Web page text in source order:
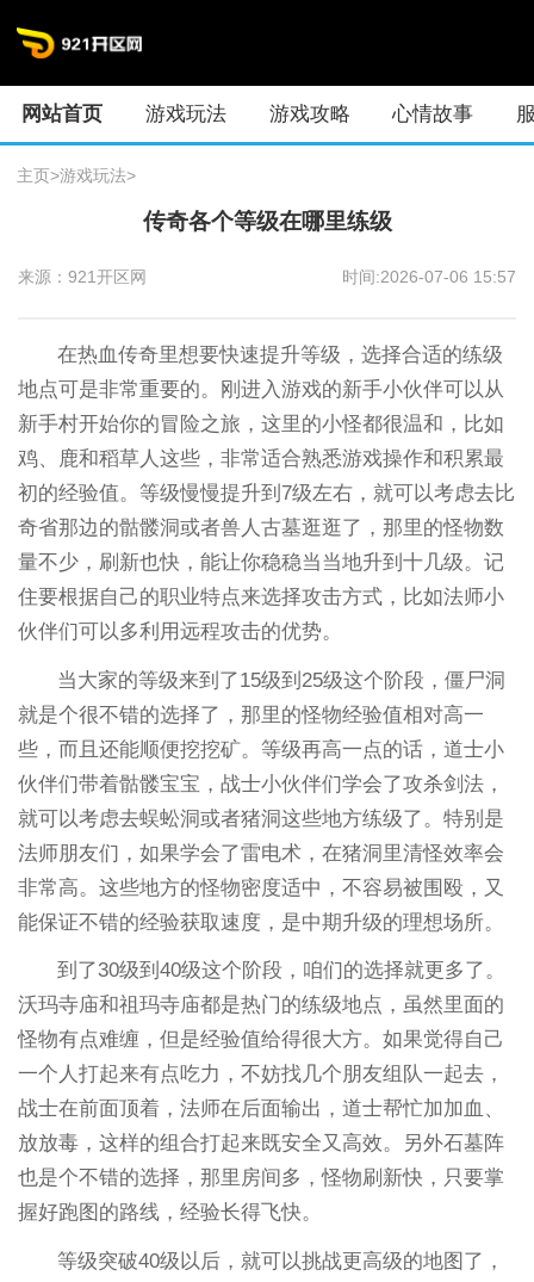
网站首页 游戏玩法 游戏攻略 心情故事
主页>游戏玩法>
传奇各个等级在哪里练级
来源：921开区网 时间:2026-07-06 15:57
在热血传奇里想要快速提升等级，选择合适的练级
地点可是非常重要的。刚进入游戏的新手小伙伴可以从
新手村开始你的冒险之旅，这里的小怪都很温和，比如
鸡、鹿和稻草人这些，非常适合熟悉游戏操作和积累最
初的经验值。等级慢慢提升到7级左右，就可以考虑去比
奇省那边的骷髅洞或者兽人古墓逛逛了，那里的怪物数
量不少，刷新也快，能让你稳稳当当地升到十几级。记
住要根据自己的职业特点来选择攻击方式，比如法师小
伙伴们可以多利用远程攻击的优势。
当大家的等级来到了15级到25级这个阶段，僵尸洞
就是个很不错的选择了，那里的怪物经验值相对高一
些，而且还能顺便挖挖矿。等级再高一点的话，道士小
伙伴们带着骷髅宝宝，战士小伙伴们学会了攻杀剑法，
就可以考虑去蜈蚣洞或者猪洞这些地方练级了。特别是
法师朋友们，如果学会了雷电术，在猪洞里清怪效率会
非常高。这些地方的怪物密度适中，不容易被围殴，又
能保证不错的经验获取速度，是中期升级的理想场所。
到了30级到40级这个阶段，咱们的选择就更多了。
沃玛寺庙和祖玛寺庙都是热门的练级地点，虽然里面的
怪物有点难缠，但是经验值给得很大方。如果觉得自己
一个人打起来有点吃力，不妨找几个朋友组队一起去，
战士在前面顶着，法师在后面输出，道士帮忙加加血、
放放毒，这样的组合打起来既安全又高效。另外石墓阵
也是个不错的选择，那里房间多，怪物刷新快，只要掌
握好跑图的路线，经验长得飞快。
等级突破40级以后，就可以挑战更高级的地图了，